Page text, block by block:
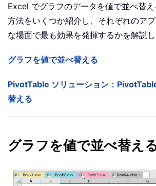
Excel でグラフのデータを値で並べ替
方法をいくつか紹介し、それぞれのア
な場面で最も効果を発揮するかを解説し
グラフを値で並べ替える
PivotTable ソリューション：
替える
グラフを値で並べ替え